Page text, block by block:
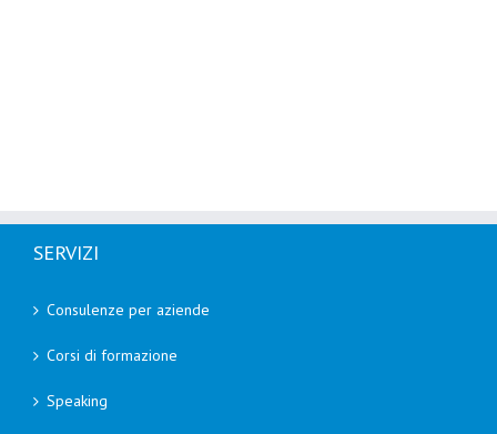
SERVIZI
Consulenze per aziende
Corsi di formazione
Speaking